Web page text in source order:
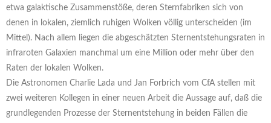
etwa galaktische Zusammenstöße, deren Sternfabriken sich von
denen in lokalen, ziemlich ruhigen Wolken völlig unterscheiden (im
Mittel). Nach allem liegen die abgeschätzten Sternentstehungsraten in
infraroten Galaxien manchmal um eine Million oder mehr über den
Raten der lokalen Wolken.
Die Astronomen Charlie Lada und Jan Forbrich vom CfA stellen mit
zwei weiteren Kollegen in einer neuen Arbeit die Aussage auf, daß die
grundlegenden Prozesse der Sternentstehung in beiden Fällen die